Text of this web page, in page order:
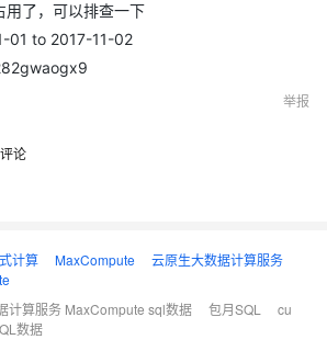
用了，可以排查一下
01 to 2017-11-02
举报
论
计算 MaxCompute
云原生大数据计算服务
计算服务 MaxCompute sql数据 包月SQL
cu
数据